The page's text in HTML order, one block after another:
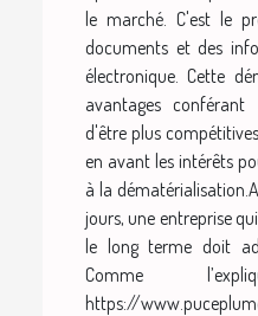
le marché. C'est le
documents et des
électronique. Cette
avantages
d'être plus
en avant les intérêts
à la
jours, une entreprise
le long terme doit
Comme
https://